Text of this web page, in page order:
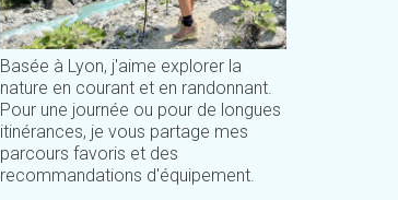
Basée à Lyon, j'aime explorer la
nature en courant et en randonnant.
Pour une journée ou pour de longues
itinérances, je vous partage mes
parcours favoris et des
recommandations d'équipement.